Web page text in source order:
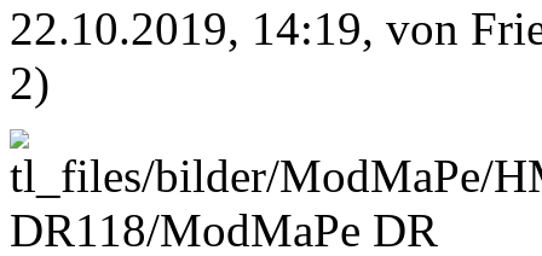
22.10.2019, 14:19, von
2)